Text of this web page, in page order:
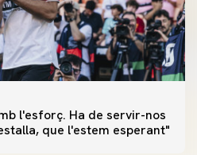
l'esforç. Ha de servir-nos
que l'estem esperant"